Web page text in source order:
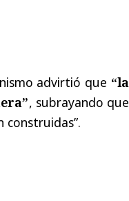
advirtió que “la
, subrayando que
construidas”.